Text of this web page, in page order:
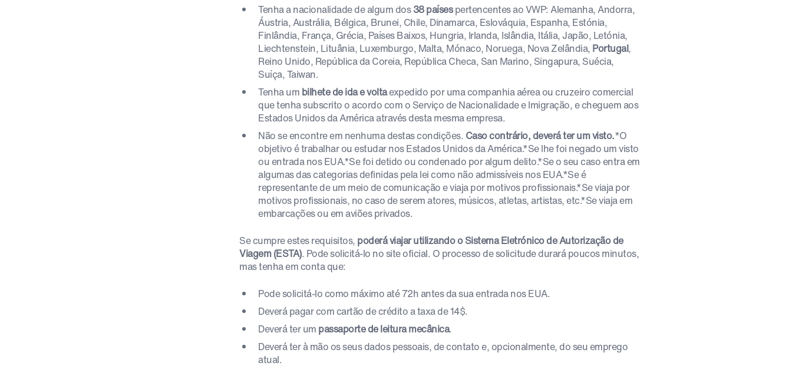
Tenha a nacionalidade de algum dos38 paísespertencentes ao VWP: Alemanha, Andorra,
Áustria, Austrália, Bélgica, Brunei, Chile, Dinamarca, Eslováquia, Espanha, Estónia,
Finlândia, França, Grécia, Países Baixos, Hungria, Irlanda, Islândia, Itália, Japão, Letónia,
Liechtenstein, Lituânia, Luxemburgo, Malta, Mónaco, Noruega, Nova Zelândia, Portugal,
Reino Unido, República da Coreia, República Checa, San Marino, Singapura, Suécia,
Suíça, Taiwan.
Tenha um bilhete de ida e voltaexpedido por uma companhia aérea ou cruzeiro comercial
que tenha subscrito o acordo com o Serviço de Nacionalidade e Imigração, e cheguem aos
Estados Unidos da América através desta mesma empresa.
Não se encontre em nenhuma destas condições. Caso contrário, deverá ter um visto.*O
objetivo é trabalhar ou estudar nos Estados Unidos da América.*Se lhe foi negado um visto
ou entrada nos EUA.*Se foi detido ou condenado por algum delito.*Se o seu caso entra em
algumas das categorias definidas pela lei como não admissíveis nos EUA.*Se é
representante de um meio de comunicação e viaja por motivos profissionais.*Se viaja por
motivos profissionais, no caso de serem atores, músicos, atletas, artistas, etc.*Se viaja em
embarcações ou em aviões privados.
Se cumpre estes requisitos, poderá viajar utilizando o Sistema Eletrónico de Autorização de
Viagem (ESTA). Pode solicitá-lo no site oficial. O processo de solicitude durará poucos minutos,
mas tenha em conta que:
Pode solicitá-lo como máximo até 72h antes da sua entrada nos EUA.
Deverá pagar com cartão de crédito a taxa de 14$.
Deverá ter um passaporte de leitura mecânica.
Deverá ter à mão os seus dados pessoais, de contato e, opcionalmente, do seu emprego
atual.